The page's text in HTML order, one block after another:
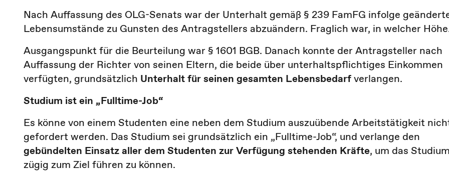
Nach Auffassung des OLG-Senats war der Unterhalt gemäß § 239 FamFG infolge
Lebensumstände zu Gunsten des Antragstellers abzuändern. Fraglich war, in welcher
Ausgangspunkt für die Beurteilung war § 1601 BGB. Danach konnte der Antragsteller nach
Auffassung der Richter von seinen Eltern, die beide über unterhaltspflichtiges Einkommen
verfügten, grundsätzlich Unterhalt für seinen gesamten Lebensbedarfverlangen.
Studium ist ein „Fulltime-Job“
Es könne von einem Studenten eine neben dem Studium auszuübende Arbeitstätigkeit
gefordert werden. Das Studium sei grundsätzlich ein „Fulltime-Job“, und verlange den
gebündelten Einsatz aller dem Studenten zur Verfügung stehenden Kräfte, um das
zügig zum Ziel führen zu können.